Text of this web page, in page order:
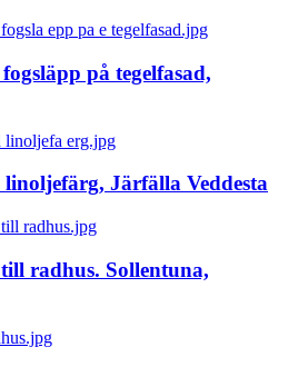
på tegelfasad,
Järfälla Veddesta
radhus. Sollentuna,